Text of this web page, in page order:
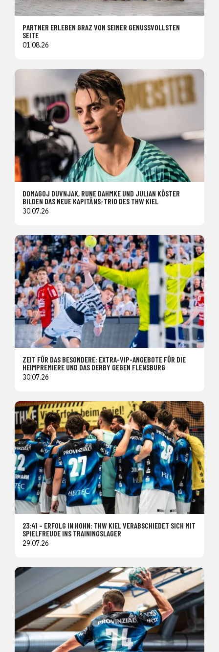
PARTNER ERLEBEN GRAZ VON SEINER GENUSSVOLLSTEN
SEITE
01.08.26
DOMAGOJ DUVNJAK, RUNE DAHMKE UND JULIAN KÖSTER
BILDEN DAS NEUE KAPITÄNS-TRIO DES THW KIEL
30.07.26
ZEIT FÜR DAS BESONDERE: EXTRA-VIP-ANGEBOTE FÜR DIE
HEIMPREMIERE UND DAS DERBY GEGEN FLENSBURG
30.07.26
23:41 – ERFOLG IN HOHN: THW KIEL VERABSCHIEDET SICH MIT
SPIELFREUDE INS TRAININGSLAGER
29.07.26